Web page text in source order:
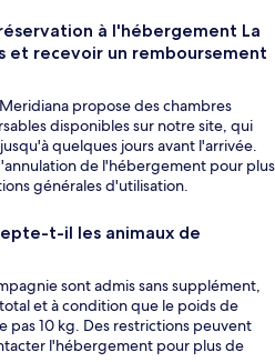
à l'hébergement La
et recevoir un remboursement
propose des chambres
disponibles sur notre site, qui
quelques jours avant l'arrivée.
de l'hébergement pour plus
générales d'utilisation.
t-il les animaux de
sont admis sans supplément,
et à condition que le poids de
pas 10 kg. Des restrictions peuvent
l'hébergement pour plus de